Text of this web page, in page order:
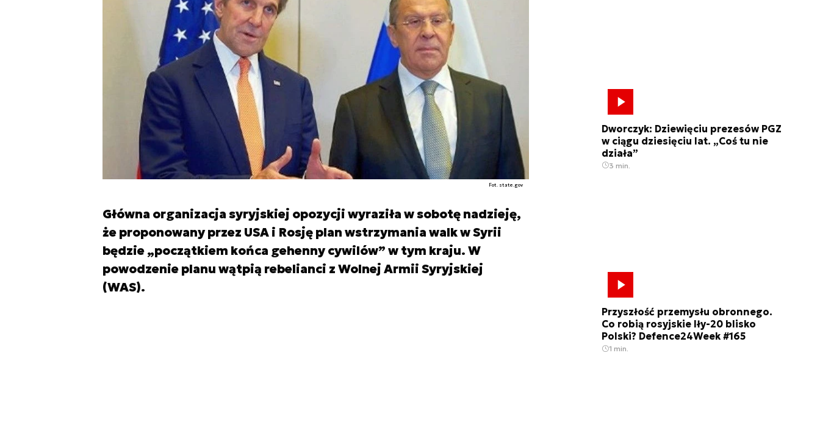
Fot. state.gov
Główna organizacja syryjskiej opozycji wyraziła w sobotę nadzieję,
że proponowany przez USA i Rosję plan wstrzymania walk w Syrii
będzie „początkiem końca gehenny cywilów” w tym kraju. W
powodzenie planu wątpią rebelianci z Wolnej Armii Syryjskiej
(WAS).
Dworczyk: Dziewięciu prezesów PGZ
w ciągu dziesięciu lat. „Coś tu nie
działa”
3 min.
Przyszłość przemysłu obronnego.
Co robią rosyjskie Iły-20 blisko
Polski? Defence24Week #165
1 min.